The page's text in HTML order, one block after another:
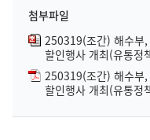
첨부파일
250319(조간) 해수부
할인행사 개최(유통
250319(조간) 해수부
할인행사 개최(유통